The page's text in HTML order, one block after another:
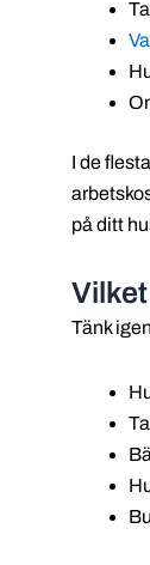
I de
på ditt
Tänk